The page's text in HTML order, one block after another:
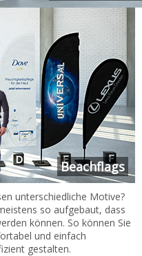
Beachflags
unterschiedliche Motive?
so aufgebaut, dass
können. So können Sie
und einfach
gestalten.